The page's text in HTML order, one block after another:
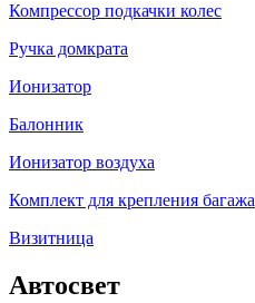
Компрессор подкачки колес
Ручка домкрата
Ионизатор
Балонник
Ионизатор воздуха
Комплект для крепления багажа
Визитница
Автосвет